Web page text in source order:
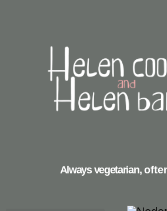
Always vegetarian,